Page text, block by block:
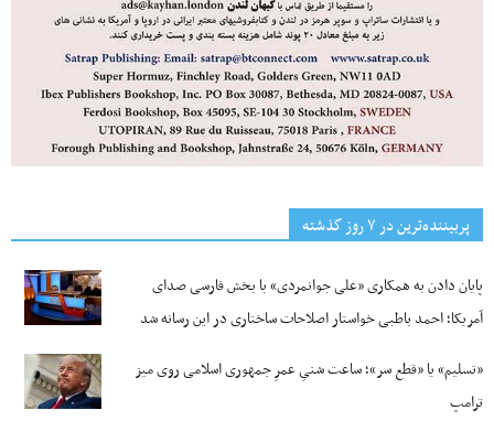
پربیننده‌ترین‌ در ۷ روز گذشته
پایان دادن به همکاری «علی جوانمردی» با بخش فارسی صدای
آمریکا؛ احمد باطبی خواستار اصلاحات ساختاری در این رسانه شد
«تسلیم» یا «قطع سر»؛ ساعت شنیِ عمرِ جمهوری اسلامی روی میز
ترامپ